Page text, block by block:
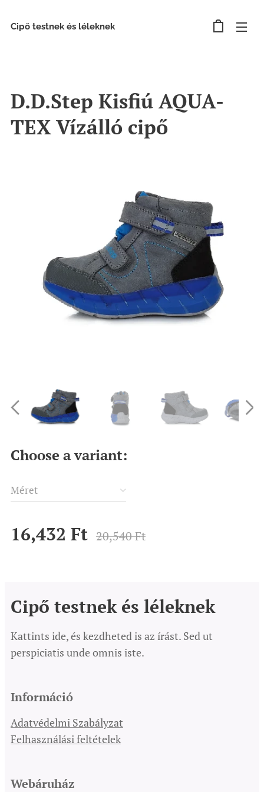
Cipő testnek és léleknek
D.D.Step Kisfiú AQUA-
TEX Vízálló cipő
Choose a variant:
Méret
16,432 Ft 20,540Ft
Cipő testnek és léleknek
Kattints ide, és kezdheted is az írást. Sed ut
perspiciatis unde omnis iste.
Információ
Adatvédelmi Szabályzat
Felhasználási feltételek
Webáruház